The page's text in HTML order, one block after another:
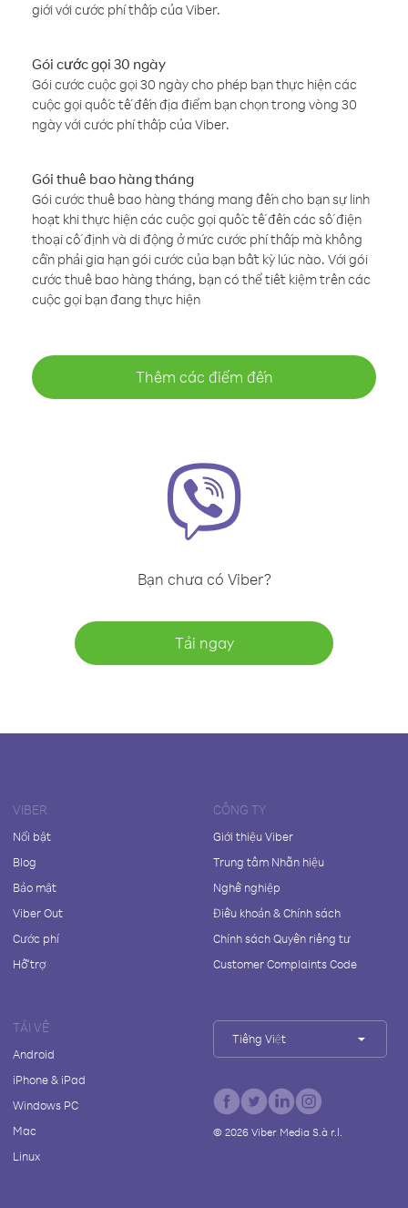
giới với cước phí thấp của Viber.
Gói cước gọi 30 ngày
Gói cước cuộc gọi 30 ngày cho phép bạn thực hiện các
cuộc gọi quốc tế đến địa điểm bạn chọn trong vòng 30
ngày với cước phí thấp của Viber.
Gói thuê bao hàng tháng
Gói cước thuê bao hàng tháng mang đến cho bạn sự linh
hoạt khi thực hiện các cuộc gọi quốc tế đến các số điện
thoại cố định và di động ở mức cước phí thấp mà không
cần phải gia hạn gói cước của bạn bất kỳ lúc nào. Với gói
cước thuê bao hàng tháng, bạn có thể tiết kiệm trên các
cuộc gọi bạn đang thực hiện
Thêm các điểm đến
Bạn chưa có Viber?
Tải ngay
VIBER
Nổi bật
Blog
Bảo mật
Viber Out
Cước phí
Hỗ trợ
CÔNG TY
Giới thiệu Viber
Trung tâm Nhãn hiệu
Nghề nghiệp
Điều khoản & Chính sách
Chính sách Quyền riêng tư
Customer Complaints Code
TẢI VỀ
Android
iPhone & iPad
Windows PC
Mac
Linux
Tiếng Việt
© 2026Viber Media S.à r.l.